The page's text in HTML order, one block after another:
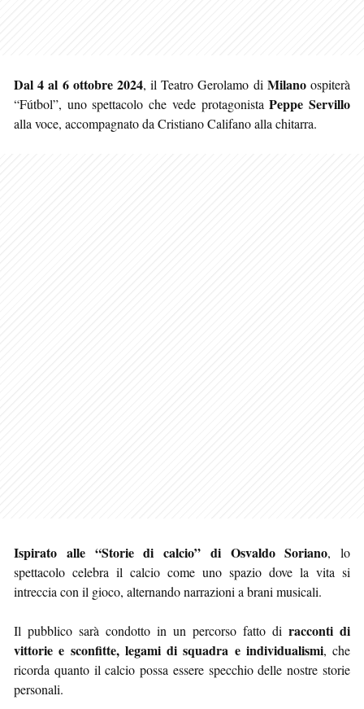
Dal 4 al 6 ottobre 2024, il Teatro Gerolamo di Milanoospiterà
“Fútbol”, uno spettacolo che vede protagonistaPeppe Servillo
alla voce, accompagnato da Cristiano Califano alla chitarra.
Ispirato alle “Storie di calcio” di Osvaldo Soriano, lo
spettacolo celebra il calcio come uno spazio dove la vita si
intreccia con il gioco, alternando narrazioni a brani musicali.
Il pubblico sarà condotto in un percorso fatto di racconti di
vittorie e sconfitte, legami di squadra e individualismi, che
ricorda quanto il calcio possa essere specchio delle nostre storie
personali.